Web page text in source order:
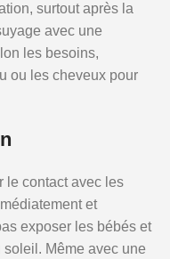
surtout après la
avec une
les besoins,
ou les cheveux pour
le contact avec les
et
exposer les bébés et
soleil. Même avec une